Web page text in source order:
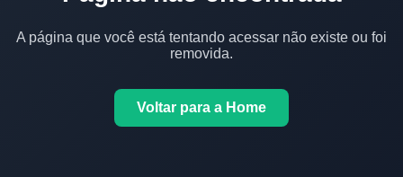
A página que você está tentando acessar não existe ou foi
removida.
Voltar para a Home